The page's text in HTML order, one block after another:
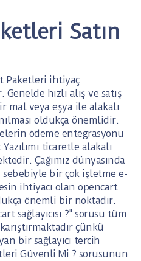
Satın
Paketleri ihtiyaç
hızlı alış ve satış
mal veya eşya ile alakalı
oldukça önemlidir.
ödeme entegrasyonu
ticaretle alakalı
Çağımız dünyasında
sebebiyle bir çok işletme e-
ihtiyacı olan opencart
önemli bir noktadır.
sağlayıcısı ?" sorusu tüm
çünkü
bir sağlayıcı tercih
Güvenli Mi ? sorusunun